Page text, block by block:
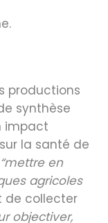
productions
synthèse
impact
la santé de
“mettre en
agricoles
de collecter
objectiver,